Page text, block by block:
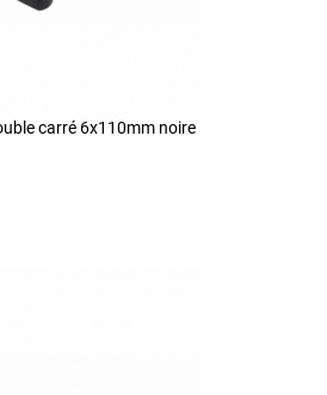
carré 6x110mm noire